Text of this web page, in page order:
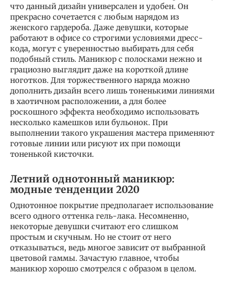
что данный дизайн универсален и удобен. Он
прекрасно сочетается с любым нарядом из
женского гардероба. Даже девушки, которые
работают в офисе со строгими условиями дресс-
кода, могут с уверенностью выбирать для себя
подобный стиль. Маникюр с полосками нежно и
грациозно выглядит даже на короткой длине
ноготков. Для торжественного наряда можно
дополнить дизайн всего лишь тоненькими линиями
в хаотичном расположении, а для более
роскошного эффекта необходимо использовать
несколько камешков или бульонок. При
выполнении такого украшения мастера применяют
готовые линии или рисуют их при помощи
тоненькой кисточки.
Летний однотонный маникюр:
модные тенденции 2020
Однотонное покрытие предполагает использование
всего одного оттенка гель-лака. Несомненно,
некоторые девушки считают его слишком
простым и скучным. Но не стоит от него
отказываться, ведь многое зависит от выбранной
цветовой гаммы. Зачастую главное, чтобы
маникюр хорошо смотрелся с образом в целом.